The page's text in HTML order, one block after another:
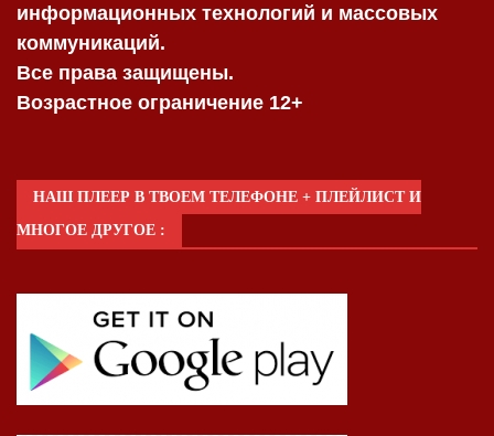
информационных технологий и массовых
коммуникаций.
Все права защищены.
Возрастное ограничение 12+
НАШ ПЛЕЕР В ТВОЕМ ТЕЛЕФОНЕ + ПЛЕЙЛИСТ И
МНОГОЕ ДРУГОЕ :